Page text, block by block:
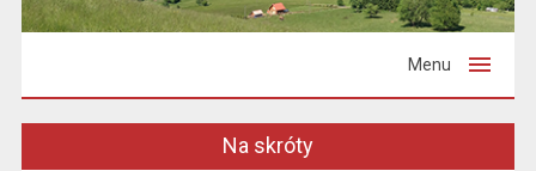
Menu
Na skróty